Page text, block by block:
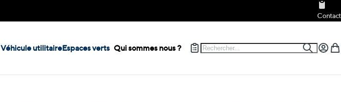
Contact
Véhicule utilitaireEspaces verts Qui sommes nous ? Rechercher
Mon